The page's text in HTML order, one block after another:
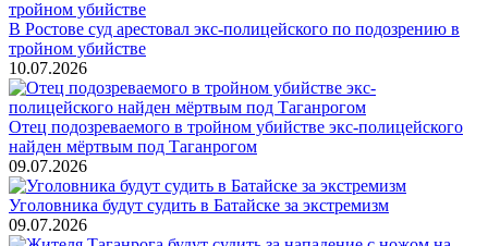
В Ростове суд арестовал экс-полицейского по подозрению в
тройном убийстве
10.07.2026
Отец подозреваемого в тройном убийстве экс-полицейского
найден мёртвым под Таганрогом
09.07.2026
Уголовника будут судить в Батайске за экстремизм
09.07.2026